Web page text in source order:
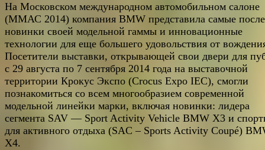
На Московском международном автомобильном салоне
(ММАС 2014) компания BMW представила самые
новинки своей модельной гаммы и инновационные
технологии для еще большего удовольствия от
Посетители выставки, открывающей свои двери для
с 29 августа по 7 сентября 2014 года на выставочной
территории Крокус Экспо (Crocus Expo IEC), смогли
познакомиться со всем многообразием современной
модельной линейки марки, включая новинки: лидера
сегмента SAV — Sport Activity Vehicle BMW X3 и
для активного отдыха (SAC – Sports Activity Coupé)
X4.